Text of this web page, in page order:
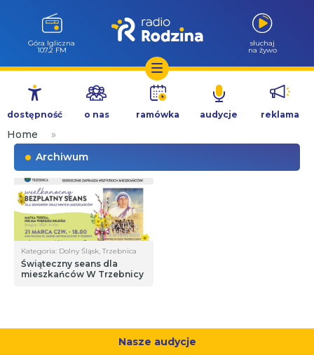
Przejdź
treści
Góra Igliczna
107.2 FM
słuchaj
na żywo
dostępność o nas ramówka audycje reklama
Home
»
Archiwum
Kategoria: Dolny Śląsk, Trzebnica
Świąteczny seans dla
mieszkańców W Trzebnicy
Nasze audycje